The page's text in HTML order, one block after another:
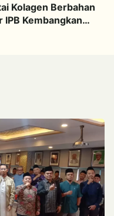
Kolagen Berbahan
IPB Kembangkan